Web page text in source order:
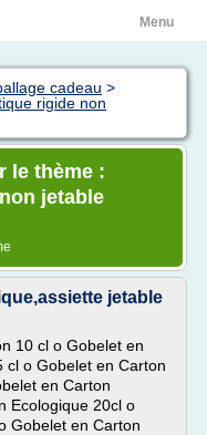
Menu
cadeau >
rigide non
le thème :
jetable
jetable
10 cl o Gobelet en
cl o Gobelet en Carton
en Carton
Ecologique 20cl o
Gobelet en Carton